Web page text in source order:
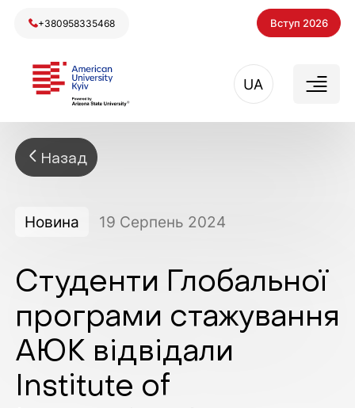
+380958335468 Вступ 2026
UA
Назад
Новина 19 Серпень 2024
Студенти Глобальної
програми стажування
АЮК відвідали
Institute of